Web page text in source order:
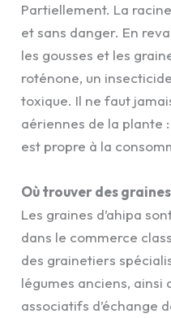
Partiellement. La
et sans danger. En
les gousses et les
roténone, un
toxique. Il ne faut
aériennes de la plante
est propre à la
Où trouver des
Les graines d’ahipa
dans le commerce
des grainetiers
légumes anciens, ainsi
associatifs d’échange